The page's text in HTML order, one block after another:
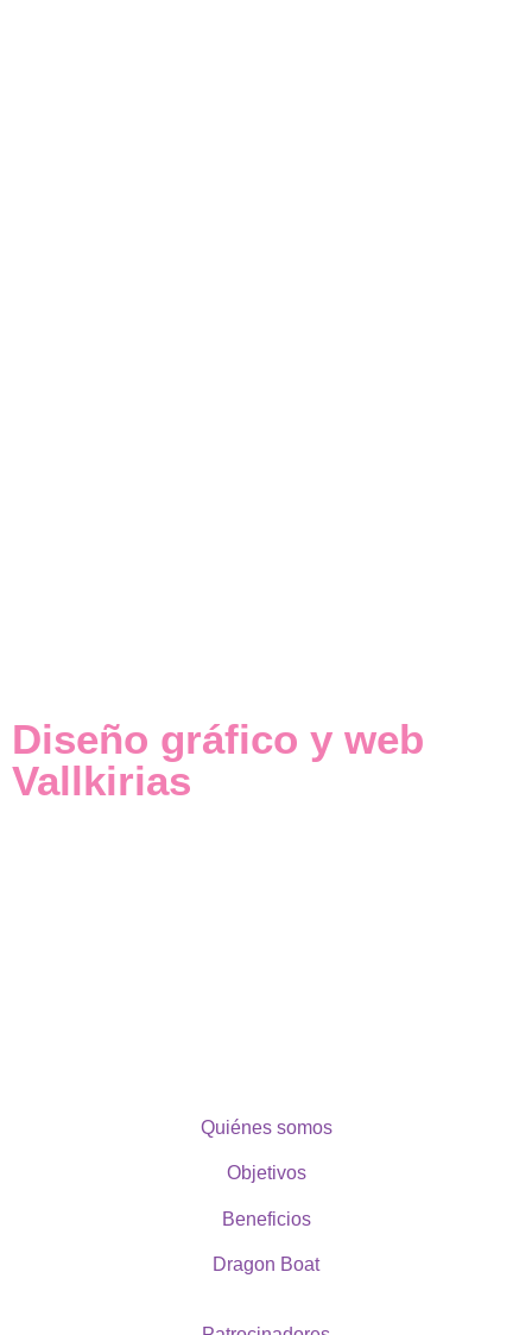
Diseño gráfico y web
Vallkirias
Quiénes somos
Objetivos
Beneficios
Dragon Boat